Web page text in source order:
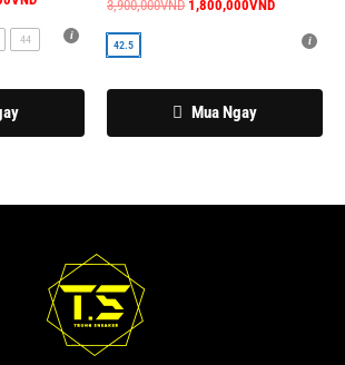
44
3,900,000VND 1,800,000VND
Mua Ngay
chọn
có
thể
được
trên
42.5